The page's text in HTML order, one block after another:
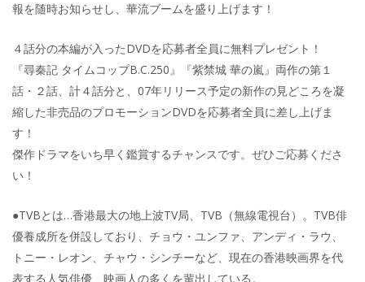
報を随時お知らせし、華流ブームを盛り上げます！
４話分の本編が入ったDVDを応募者全員に無料プレゼント！
『尋秦記 タイムコップB.C.250』『紫禁城 華の嵐』両作の第１
話・２話、計４話分と、07年リリース予定の新作の見どころを凝
縮した非売品のプロモーションDVDを応募者全員に差し上げま
す！
傑作ドラマをいち早く鑑賞するチャンスです。ぜひご応募くださ
い！
●TVBとは…香港最大の地上波TV局、TVB（無線電視台）。TVB俳
優養成所を併設しており、チョウ・ユンファ、アンディ・ラウ、
トニー・レオン、チャウ・シンチーなど、現在の香港映画界を代
表する人気俳優、映画人の多くを輩出している。